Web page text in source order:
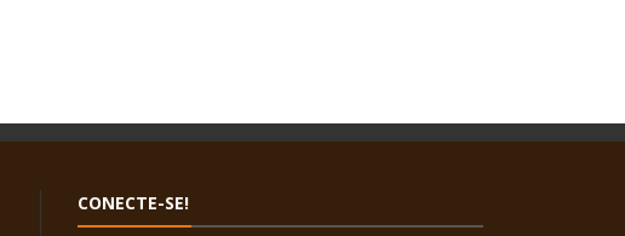
CONECTE-SE!